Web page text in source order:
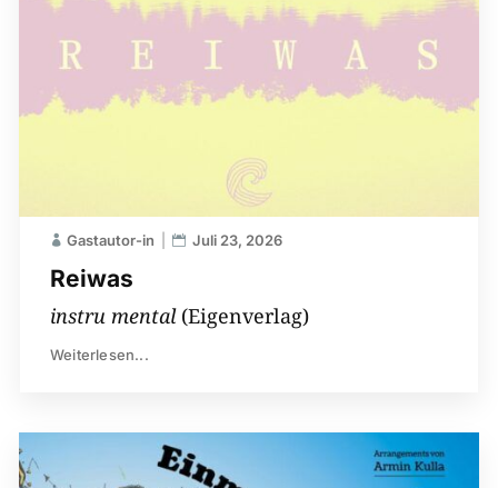
Reiwas
Gastautor-in Juli 23, 2026
instru mental(Eigenverlag)
Weiterlesen...